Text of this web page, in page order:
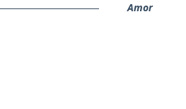
Amor